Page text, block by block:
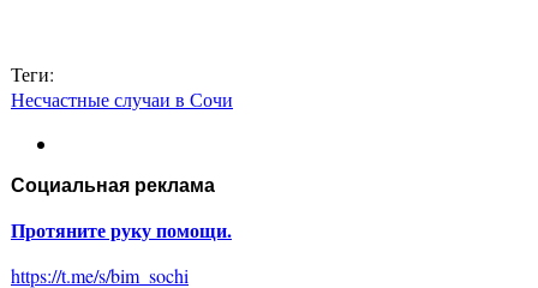
Теги:
Несчастные случаи в Сочи
Социальная реклама
Протяните руку помощи.
https://t.me/s/bim_sochi